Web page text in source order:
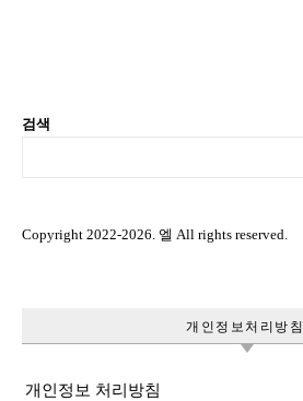
검색
Copyright 2022-2026. 엘 All rights reserved.
개인정보처리방침
개인정보 처리방침